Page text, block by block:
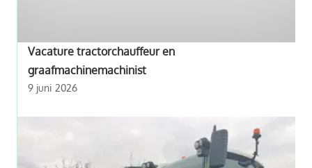
Vacature tractorchauffeur en
graafmachinemachinist
9 juni 2026